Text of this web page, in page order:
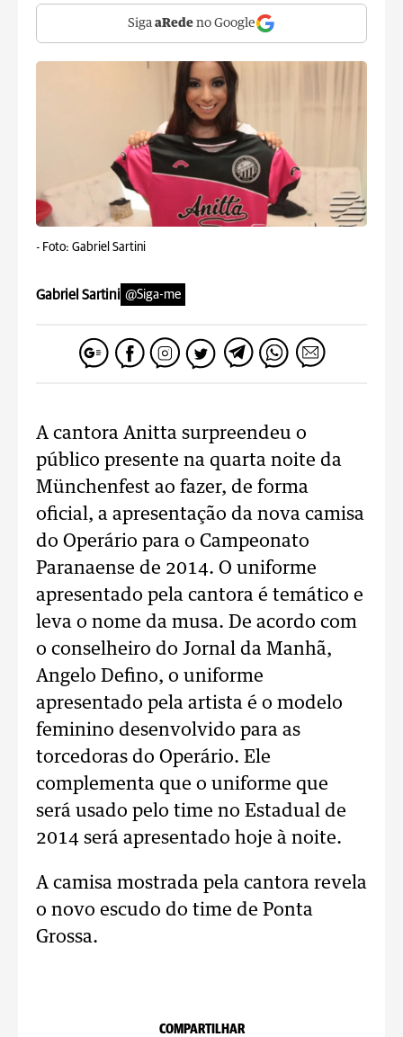
Siga aRede no Google
- Foto: Gabriel Sartini
Gabriel Sartini @Siga-me
A cantora Anitta surpreendeu o
público presente na quarta noite da
Münchenfest ao fazer, de forma
oficial, a apresentação da nova camisa
do Operário para o Campeonato
Paranaense de 2014. O uniforme
apresentado pela cantora é temático e
leva o nome da musa. De acordo com
o conselheiro do Jornal da Manhã,
Angelo Defino, o uniforme
apresentado pela artista é o modelo
feminino desenvolvido para as
torcedoras do Operário. Ele
complementa que o uniforme que
será usado pelo time no Estadual de
2014 será apresentado hoje à noite.
A camisa mostrada pela cantora revela
o novo escudo do time de Ponta
Grossa.
COMPARTILHAR